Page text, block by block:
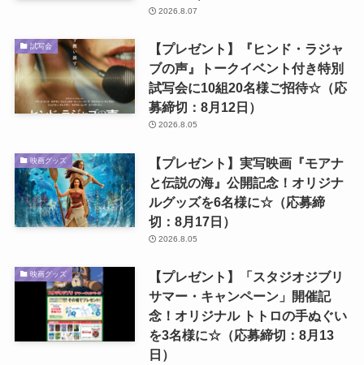
2026.8.07
試写会
【プレゼント】『ヒンド・ラジャ
ブの声』トークイベント付き特別
試写会に10組20名様ご招待☆（応
募締切：8月12日）
2026.8.05
映画グッズ
【プレゼント】実写映画『モアナ
と伝説の海』公開記念！オリジナ
ルグッズを6名様に☆（応募締
切：8月17日）
2026.8.05
映画グッズ
【プレゼント】「スタジオジブリ
サマー・キャンペーン」開催記
念！オリジナル トトロの手ぬぐい
を3名様に☆（応募締切：8月13
日）